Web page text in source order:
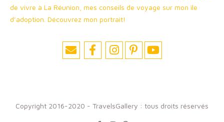
de vivre à La Réunion, mes conseils de voyage sur mon île
d’adoption. Découvrez mon portrait!
Copyright 2016-2020 - TravelsGallery : tous droits réservés